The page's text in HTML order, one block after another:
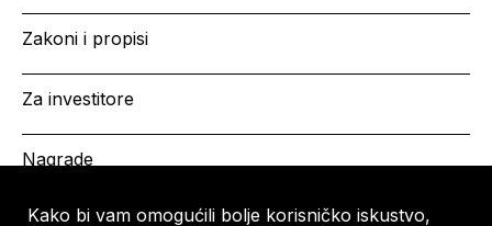
Kako bi vam omogućili bolje korisničko iskustvo,
Zakoni i propisi
Za investitore
Nagrade